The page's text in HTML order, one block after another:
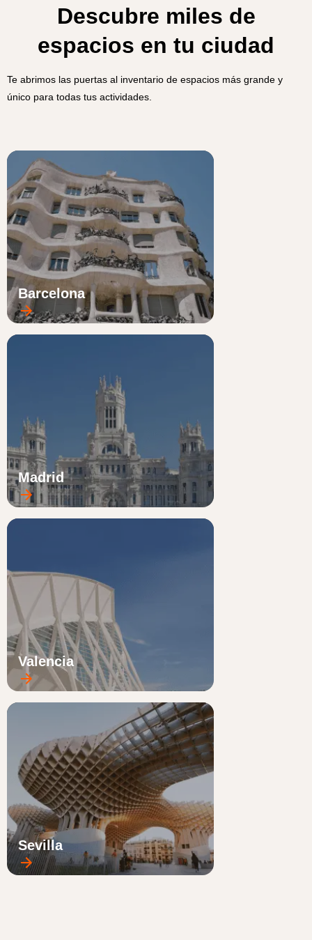
Descubre miles de
espacios en tu ciudad
Te abrimos las puertas al inventario de espacios más grande y
único para todas tus actividades.
Barcelona
Madrid
Valencia
Sevilla